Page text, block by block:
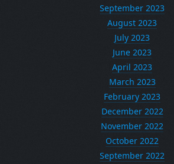
September 2023
August 2023
July 2023
June 2023
April 2023
March 2023
February 2023
December 2022
November 2022
October 2022
September 2022